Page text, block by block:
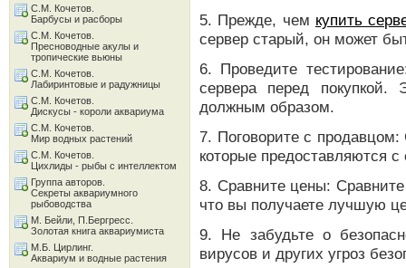
5. Прежде, чем купить
сервер старый, он может
6. Проведите
сервера перед покупкой.
должным образом.
7. Поговорите с
которые предоставляются с
8. Сравните цены:
что вы получаете лучшую
9. Не забудьте о
вирусов и других угроз
С.М. Кочетов.
Барбусы и расборы
С.М. Кочетов.
Пресноводные акулы и
тропические вьюны
С.М. Кочетов.
Лабиринтовые и радужницы
С.М. Кочетов.
Дискусы - короли аквариума
С.М. Кочетов.
Мир водных растений
С.М. Кочетов.
Цихлиды - рыбы с интеллектом
Группа авторов.
Секреты аквариумного
рыбоводства
М. Бейли, П.Бергресс.
Золотая книга аквариумиста
М.Б. Цирлинг.
Аквариум и водные растения